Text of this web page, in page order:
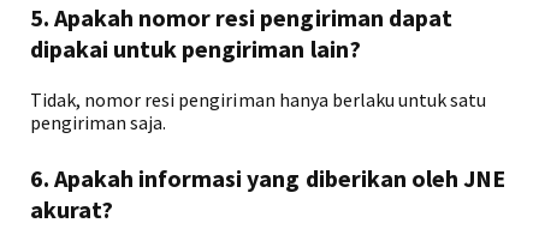
5. Apakah nomor resi pengiriman dapat
dipakai untuk pengiriman lain?
Tidak, nomor resi pengiriman hanya berlaku untuk satu
pengiriman saja.
6. Apakah informasi yang diberikan oleh JNE
akurat?